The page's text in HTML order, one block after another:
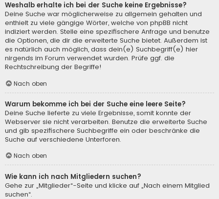
Weshalb erhalte ich bei der Suche keine Ergebnisse?
Deine Suche war möglicherweise zu allgemein gehalten und
enthielt zu viele gängige Wörter, welche von phpBB nicht
indiziert werden. Stelle eine spezifischere Anfrage und benutze
die Optionen, die dir die erweiterte Suche bietet. Außerdem ist
es natürlich auch möglich, dass dein(e) Suchbegriff(e) hier
nirgends im Forum verwendet wurden. Prüfe ggf. die
Rechtschreibung der Begriffe!
Nach oben
Warum bekomme ich bei der Suche eine leere Seite?
Deine Suche lieferte zu viele Ergebnisse, somit konnte der
Webserver sie nicht verarbeiten. Benutze die erweiterte Suche
und gib spezifischere Suchbegriffe ein oder beschränke die
Suche auf verschiedene Unterforen.
Nach oben
Wie kann ich nach Mitgliedern suchen?
Gehe zur „Mitglieder“-Seite und klicke auf „Nach einem Mitglied
suchen“.